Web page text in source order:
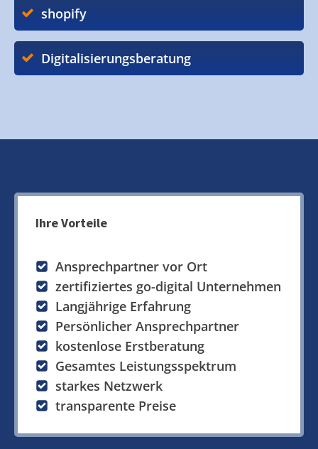
shopify
Digitalisierungsberatung
Ihre Vorteile
Ansprechpartner vor Ort
zertifiziertes go-digital Unternehmen
Langjährige Erfahrung
Persönlicher Ansprechpartner
kostenlose Erstberatung
Gesamtes Leistungsspektrum
starkes Netzwerk
transparente Preise